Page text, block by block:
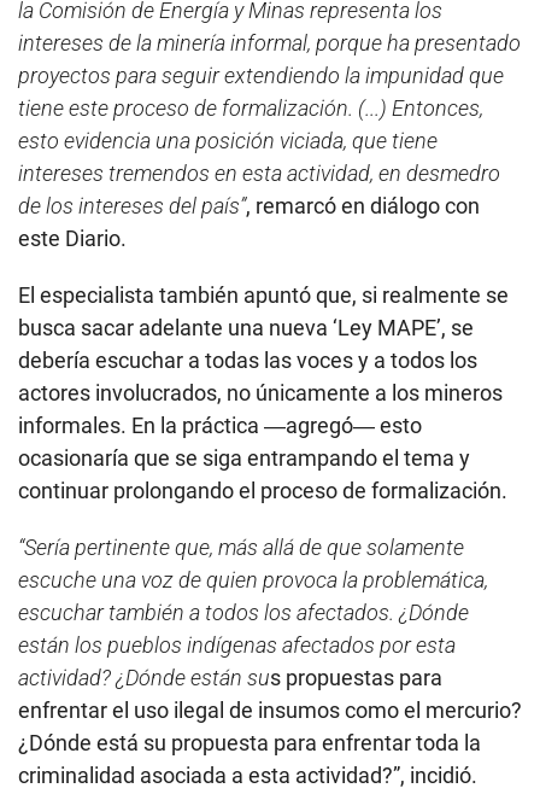
la Comisión de Energía y Minas representa los
intereses de la minería informal, porque ha presentado
proyectos para seguir extendiendo la impunidad que
tiene este proceso de formalización. (...) Entonces,
esto evidencia una posición viciada, que tiene
intereses tremendos en esta actividad, en desmedro
de los intereses del país”, remarcó en diálogo con
este Diario.
El especialista también apuntó que, si realmente se
busca sacar adelante una nueva ‘Ley MAPE’, se
debería escuchar a todas las voces y a todos los
actores involucrados, no únicamente a los mineros
informales. En la práctica ―agregó― esto
ocasionaría que se siga entrampando el tema y
continuar prolongando el proceso de formalización.
“Sería pertinente que, más allá de que solamente
escuche una voz de quien provoca la problemática,
escuchar también a todos los afectados. ¿Dónde
están los pueblos indígenas afectados por esta
actividad? ¿Dónde están sus propuestas para
enfrentar el uso ilegal de insumos como el mercurio?
¿Dónde está su propuesta para enfrentar toda la
criminalidad asociada a esta actividad?”, incidió.